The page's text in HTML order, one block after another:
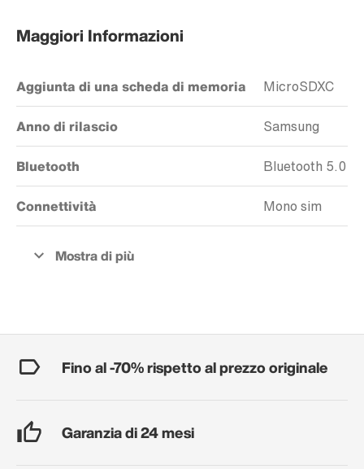
Maggiori Informazioni
Aggiunta di una scheda di memoria MicroSDXC
Anno di rilascio Samsung
Bluetooth Bluetooth 5.0
Connettività Mono sim
Fino al -70% rispetto al prezzo originale
Garanzia di 24 mesi